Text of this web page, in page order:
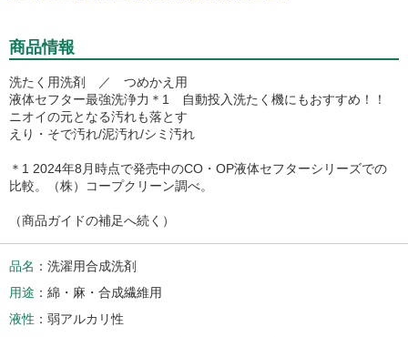
商品情報
洗たく用洗剤 ／ つめかえ用
液体セフター最強洗浄力＊1 自動投入洗たく機にもおすすめ！！
ニオイの元となる汚れも落とす
えり・そで汚れ/泥汚れ/シミ汚れ
＊1 2024年8月時点で発売中のCO・OP液体セフターシリーズでの
比較。（株）コープクリーン調べ。
（商品ガイドの補足へ続く）
品名
洗濯用合成洗剤
用途
綿・麻・合成繊維用
液性
弱アルカリ性